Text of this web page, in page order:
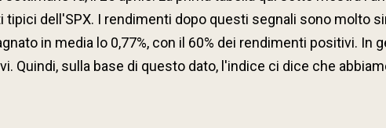
dell'SPX. I rendimenti dopo questi segnali sono molto
in media lo 0,77%, con il 60% dei rendimenti positivi.
Quindi, sulla base di questo dato, l'indice ci dice che